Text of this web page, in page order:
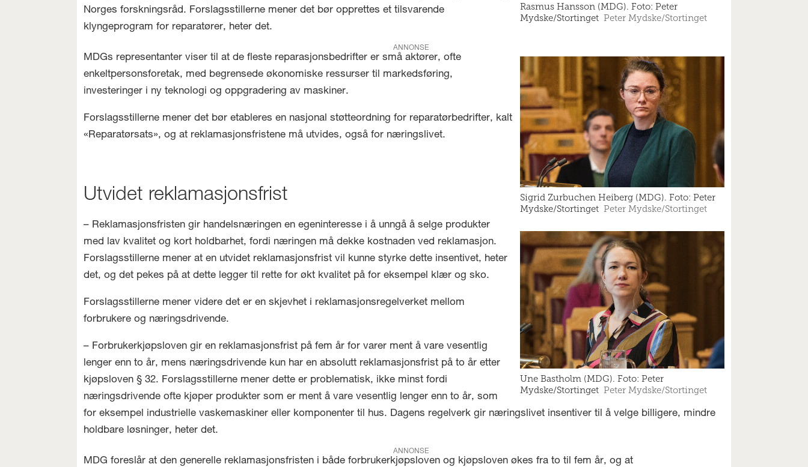
Rasmus Hansson (MDG). Foto: Peter
Mydske/Stortinget Peter Mydske/Stortinget
Norges forskningsråd. Forslagsstillerne mener det bør opprettes et tilsvarende
klyngeprogram for reparatører, heter det.
ANNONSE
Sigrid Zurbuchen Heiberg (MDG). Foto: Peter
Mydske/Stortinget Peter Mydske/Stortinget
MDGs representanter viser til at de fleste reparasjonsbedrifter er små aktører, ofte
enkeltpersonsforetak, med begrensede økonomiske ressurser til markedsføring,
investeringer i ny teknologi og oppgradering av maskiner.
Forslagsstillerne mener det bør etableres en nasjonal støtteordning for reparatørbedrifter, kalt
«Reparatørsats», og at reklamasjonsfristene må utvides, også for næringslivet.
Utvidet reklamasjonsfrist
Une Bastholm (MDG). Foto: Peter
Mydske/Stortinget Peter Mydske/Stortinget
– Reklamasjonsfristen gir handelsnæringen en egeninteresse i å unngå å selge produkter
med lav kvalitet og kort holdbarhet, fordi næringen må dekke kostnaden ved reklamasjon.
Forslagsstillerne mener at en utvidet reklamasjonsfrist vil kunne styrke dette insentivet, heter
det, og det pekes på at dette legger til rette for økt kvalitet på for eksempel klær og sko.
Forslagsstillerne mener videre det er en skjevhet i reklamasjonsregelverket mellom
forbrukere og næringsdrivende.
– Forbrukerkjøpsloven gir en reklamasjonsfrist på fem år for varer ment å vare vesentlig
lenger enn to år, mens næringsdrivende kun har en absolutt reklamasjonsfrist på to år etter
kjøpsloven § 32. Forslagsstillerne mener dette er problematisk, ikke minst fordi
næringsdrivende ofte kjøper produkter som er ment å vare vesentlig lenger enn to år, som
for eksempel industrielle vaskemaskiner eller komponenter til hus. Dagens regelverk gir næringslivet insentiver til å velge billigere, mindre
holdbare løsninger, heter det.
ANNONSE
MDG foreslår at den generelle reklamasjonsfristen i både forbrukerkjøpsloven og kjøpsloven økes fra to til fem år, og at